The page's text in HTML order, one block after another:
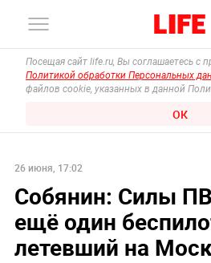
Посещая сайт life.ru, Вы соглашаетесь с
Политикой обработки Персональных
файлов cookie, указанных в данной
ОК
26 июня, 17:02
Собянин: Силы
ещё один
летевший на